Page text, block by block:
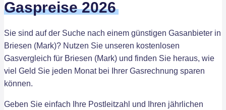
Gaspreise 2026
Sie sind auf der Suche nach einem günstigen Gasanbieter in
Briesen (Mark)? Nutzen Sie unseren kostenlosen
Gasvergleich für Briesen (Mark) und finden Sie heraus, wie
viel Geld Sie jeden Monat bei Ihrer Gasrechnung sparen
können.
Geben Sie einfach Ihre Postleitzahl und Ihren jährlichen